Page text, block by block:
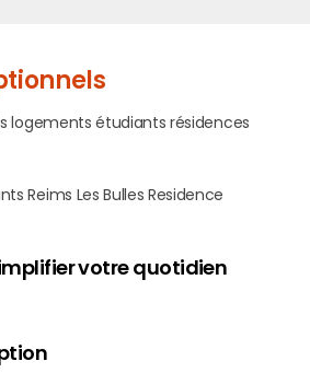
votre quotidien